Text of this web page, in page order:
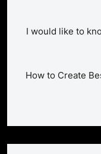
I would like to
How to Create